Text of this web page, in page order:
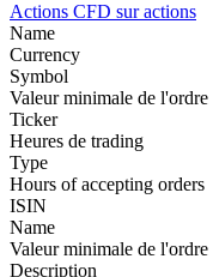
Actions CFD sur actions
Name
Currency
Symbol
Valeur minimale de l'ordre
Ticker
Heures de trading
Type
Hours of accepting orders
ISIN
Name
Valeur minimale de l'ordre
Description